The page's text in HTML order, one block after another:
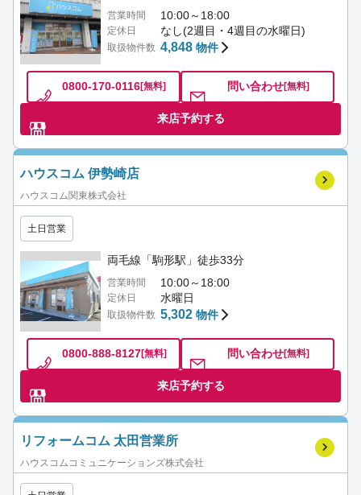
営業時間 10:00～18:00
定休日 なし(2週目・4週目の水曜日)
取扱物件数 4,848 物件
0800-170-0116[無料] 問い合わせ[無料]
来店予約する
ハウスコム 伊勢崎店
ハウスコム関東株式会社
土日営業
両毛線「駒形駅」徒歩33分
営業時間 10:00～18:00
定休日 水曜日
取扱物件数 5,302 物件
0800-888-8127[無料] 問い合わせ[無料]
来店予約する
リフォームコム 太田営業所
ハウスコムコミュニケーションズ株式会社